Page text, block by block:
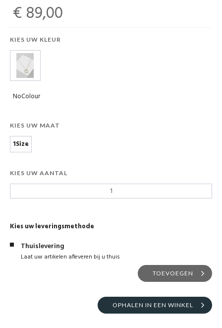
€ 89,00
KIES UW KLEUR
NoColour
KIES UW MAAT
1Size
KIES UW AANTAL
Kies uw leveringsmethode
Thuislevering
Laat uw artikelen afleveren bij u thuis
TOEVOEGEN
OPHALEN IN EEN WINKEL